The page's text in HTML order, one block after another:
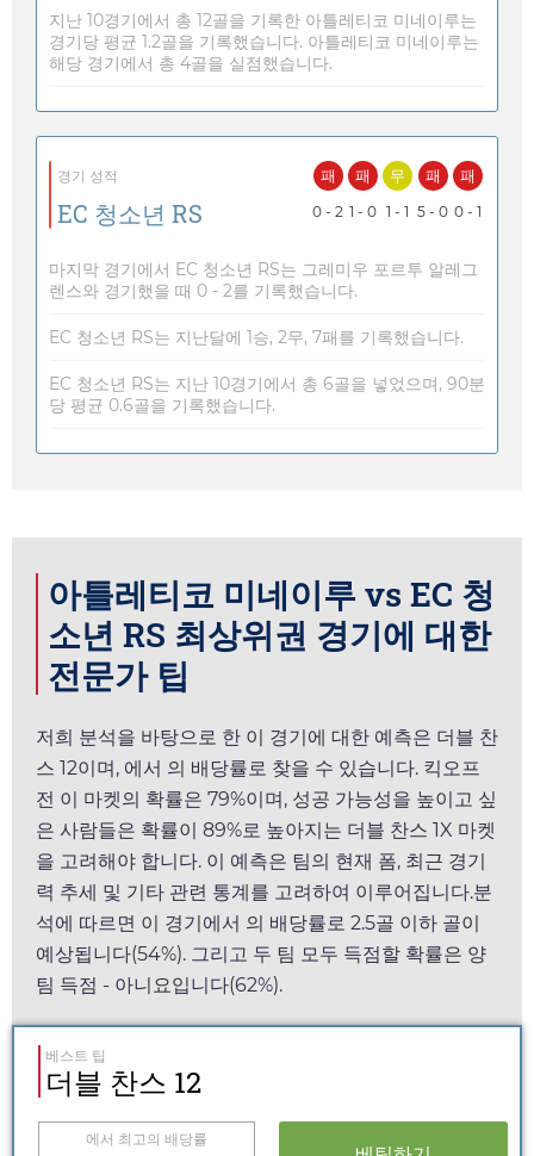
지난 10경기에서 총 12골을 기록한 아틀레티코 미네이루는
경기당 평균 1.2골을 기록했습니다. 아틀레티코 미네이루는
해당 경기에서 총 4골을 실점했습니다.
경기 성적
EC 청소년 RS
패
0 - 2
패
1 - 0
무
1 - 1
패
5 - 0
패
0 - 1
마지막 경기에서 EC 청소년 RS는 그레미우 포르투 알레그
렌스와 경기했을 때 0 - 2를 기록했습니다.
EC 청소년 RS는 지난달에 1승, 2무, 7패를 기록했습니다.
EC 청소년 RS는 지난 10경기에서 총 6골을 넣었으며, 90분
당 평균 0.6골을 기록했습니다.
아틀레티코 미네이루 vs EC 청
소년 RS 최상위권 경기에 대한
전문가 팁
저희 분석을 바탕으로 한 이 경기에 대한 예측은 더블 찬
스 12이며, 에서 의 배당률로 찾을 수 있습니다. 킥오프
전 이 마켓의 확률은 79%이며, 성공 가능성을 높이고 싶
은 사람들은 확률이 89%로 높아지는 더블 찬스 1X 마켓
을 고려해야 합니다. 이 예측은 팀의 현재 폼, 최근 경기
력 추세 및 기타 관련 통계를 고려하여 이루어집니다.분
석에 따르면 이 경기에서 의 배당률로 2.5골 이하 골이
예상됩니다(54%). 그리고 두 팀 모두 득점할 확률은 양
팀 득점 - 아니요입니다(62%).
베스트 팁
더블 찬스 12
에서 최고의 배당률